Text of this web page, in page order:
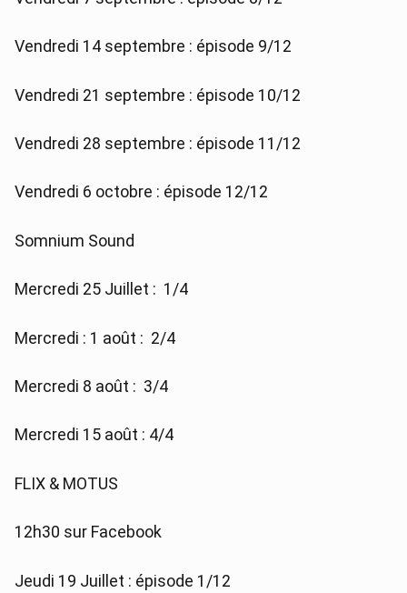
Vendredi 14 septembre : épisode 9/12
Vendredi 21 septembre : épisode 10/12
Vendredi 28 septembre : épisode 11/12
Vendredi 6 octobre : épisode 12/12
Somnium Sound
Mercredi 25 Juillet : 1/4
Mercredi : 1 août : 2/4
Mercredi 8 août : 3/4
Mercredi 15 août : 4/4
FLIX & MOTUS
12h30 sur Facebook
Jeudi 19 Juillet : épisode 1/12